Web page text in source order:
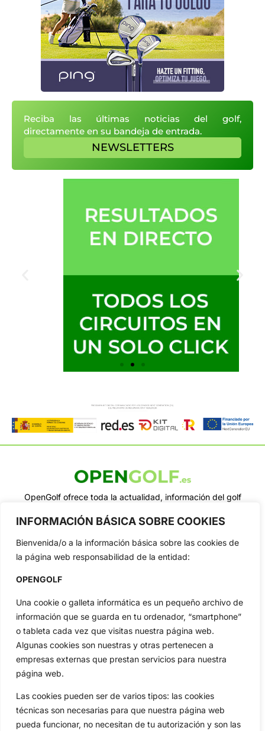
INFORMACIÓN BÁSICA SOBRE COOKIES
Bienvenida/o a la información básica sobre las cookies de
la página web responsabilidad de la entidad:
OPENGOLF
Una cookie o galleta informática es un pequeño archivo de
información que se guarda en tu ordenador, “smartphone”
o tableta cada vez que visitas nuestra página web.
Algunas cookies son nuestras y otras pertenecen a
empresas externas que prestan servicios para nuestra
página web.
Las cookies pueden ser de varios tipos: las cookies
técnicas son necesarias para que nuestra página web
pueda funcionar, no necesitan de tu autorización y son las
Reciba las últimas noticias del golf,
directamente en su bandeja de entrada.
NEWSLETTERS
OpenGolf ofrece toda la actualidad, información del golf
Jon Rahm, LIV Golf, PGA Tour, Ryder Cup, DP World Tour, LPGA
Categorias
Inicio
Actualidad
Amateurs
Circuitos
Especiales
Jon Rahm
Vídeos
De Interés
Compañía
Aviso Legal
Política de Privacidad
Política de Cookies
Publicidad